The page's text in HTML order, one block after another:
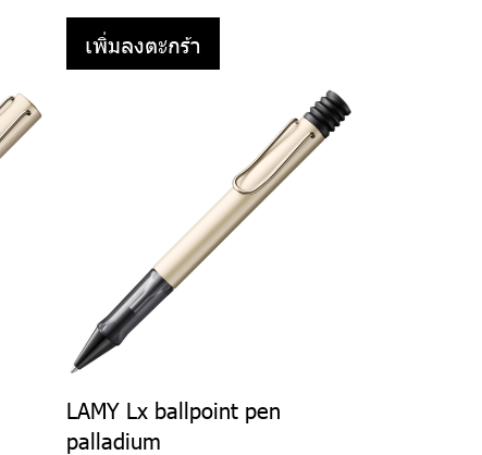
เพิ่มลงตะกร้า
LAMY Lx ballpoint pen
palladium